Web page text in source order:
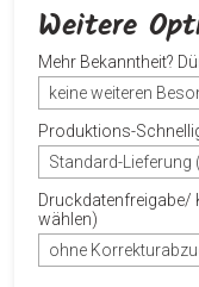
Weitere
Mehr Bekanntheit?
keine weiteren
Produktions-
Standard-Lieferung
Druckdatenfreigabe/
wählen)
ohne